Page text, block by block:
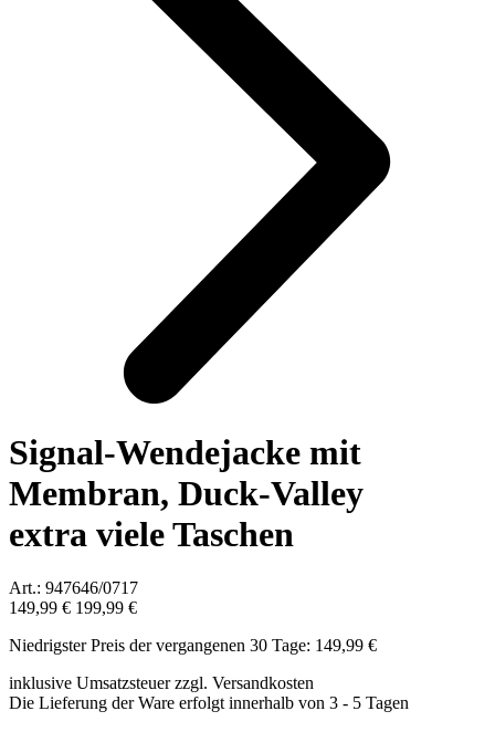
Signal-Wendejacke mit
Membran, Duck-Valley
extra viele Taschen
Art.: 947646/0717
149,99 € 199,99 €
Niedrigster Preis der vergangenen 30 Tage: 149,99 €
inklusive Umsatzsteuer zzgl. Versandkosten
Die Lieferung der Ware erfolgt innerhalb von 3 - 5 Tagen